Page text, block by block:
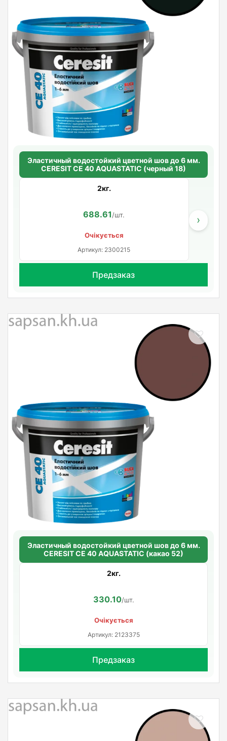
Эластичный водостойкий цветной шов до 6 мм.
CERESIT CE 40 AQUASTATIC (черный 18)
2кг.
688.61/шт.
Очікується
Артикул: 2300215
›
Предзаказ
Эластичный водостойкий цветной шов до 6 мм.
CERESIT CE 40 AQUASTATIC (какао 52)
2кг.
330.10/шт.
Очікується
Артикул: 2123375
Предзаказ